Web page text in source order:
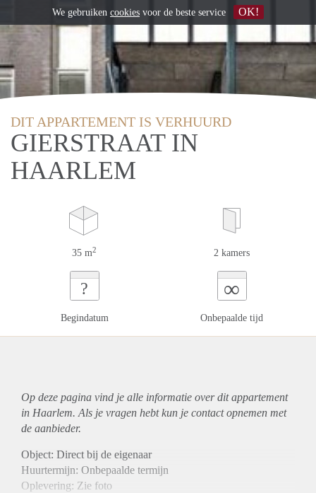
DIT APPARTEMENT IS VERHUURD
GIERSTRAAT IN
HAARLEM
35 m2 2 kamers
?
Begindatum
∞
Onbepaalde tijd
Op deze pagina vind je alle informatie over ditappartement
in Haarlem. Als je vragen hebt kun je contact opnemen met
de aanbieder.
Object: Direct bij de eigenaar
Huurtermijn: Onbepaalde termijn
Oplevering: Zie foto
We gebruiken cookies voor de beste service OK!